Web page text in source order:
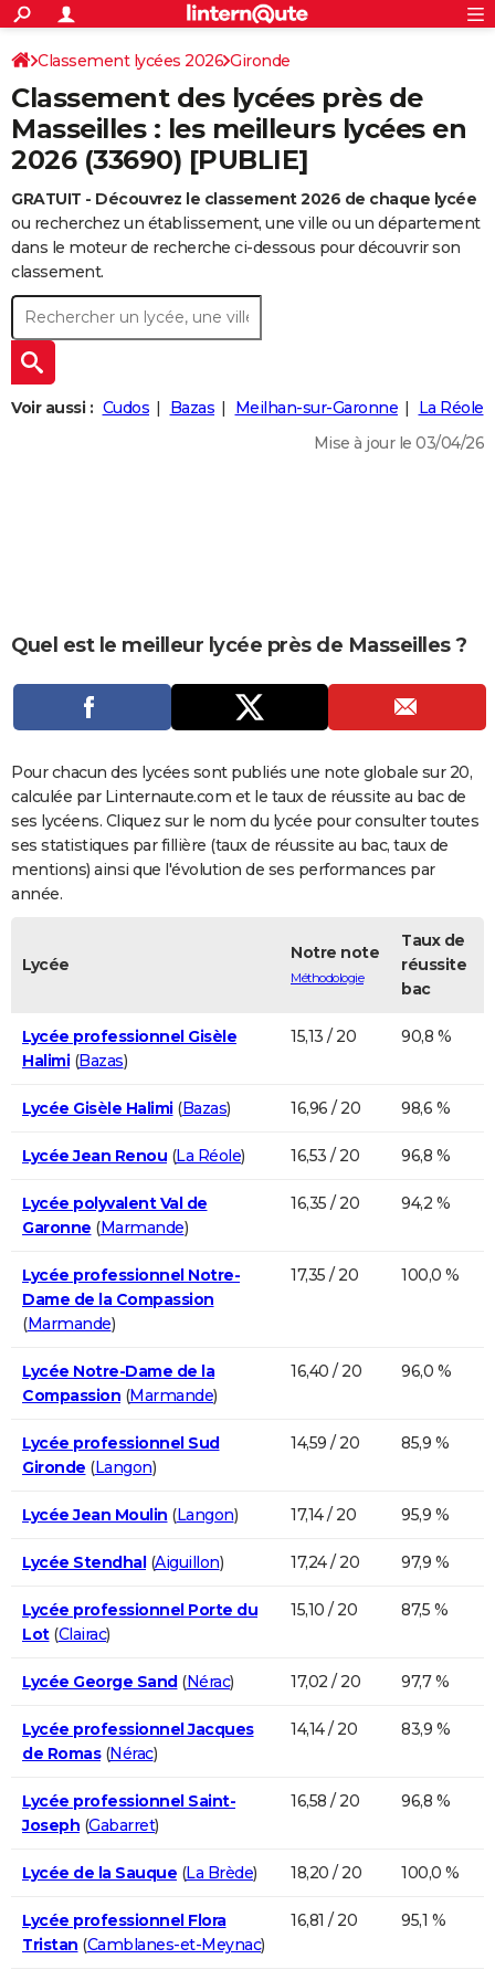
ACTUALITÉS
Politique
Société
Faits Divers
Education
Monde
Villes
+
SPORT
Coupe du monde 2026
Football
Tennis
Cyclisme
Rugby
Forum
Programme TV
TNT
Streaming
Cinéma
Sorties cinéma
Musique
+
FINANCE
Retraite
Impôts
Epargne
Immobilier
Risques naturels par ville
Banque
Assurance
Crédit
AUTO
Essais
Réserver un essai
Citadines
Berlines
SUV
Forum auto
+
HIGH-TECH
BRICOLAGE
Forum
Aménagement intérieur
Extérieur
Cuisine
Salle de bains
Jardinage
Rangement
+WEEK-END
Guides de France
Escapades
Patrimoine
Expositions
Musées
Week-end nature
+
LIFESTYLE
CARTE DE VOEUX
Carte de Noël
Carte Bonne année
Carte Saint-Valentin
Carte Pâques
Carte d'anniversaire
DICTIONNAIRE
COPAINS D'AVANT
S'inscrire
Se connecter
Lycées
Collèges
Primaires
Universités
Entreprises
Service militaire
Avis de recherche
AVIS DE DÉCÈS
FORUM
S'inscrire
Connexion
Classement lycées 2026 Gironde
Classement des lycées près de
Masseilles : les meilleurs lycées en
2026 (33690) [PUBLIE]
GRATUIT - Découvrez le classement 2026 de chaque lycée
ou recherchez un établissement, une ville ou un département
dans le moteur de recherche ci-dessous pour découvrir son
classement.
Voir aussi : Cudos Bazas Meilhan-sur-Garonne
La Réole
Mise à jour le 03/04/26
Quel est le meilleur lycée près de Masseilles ?
Pour chacun des lycées sont publiés une note globale sur 20,
calculée par Linternaute.com et le taux de réussite au bac de
ses lycéens. Cliquez sur le nom du lycée pour consulter toutes
ses statistiques par fillière (taux de réussite au bac, taux de
mentions) ainsi que l'évolution de ses performances par
année.
Lycée
Notre note
Méthodologie
Taux de
réussite
bac
Lycée professionnel Gisèle
Halimi(Bazas)
15,13 / 20 90,8 %
Lycée Gisèle Halimi(Bazas) 16,96 / 20 98,6 %
Lycée Jean Renou (La Réole) 16,53 / 20 96,8 %
Lycée polyvalent Val de
Garonne (Marmande)
16,35 / 20 94,2 %
Lycée professionnel Notre-
Dame de la Compassion
(Marmande)
17,35 / 20 100,0 %
Lycée Notre-Dame de la
Compassion (Marmande)
16,40 / 20 96,0 %
Lycée professionnel Sud
Gironde (Langon)
14,59 / 20 85,9 %
Lycée Jean Moulin (Langon) 17,14 / 20 95,9 %
Lycée Stendhal(Aiguillon) 17,24 / 20 97,9 %
Lycée professionnel Porte du
Lot(Clairac)
15,10 / 20 87,5 %
Lycée George Sand(Nérac) 17,02 / 20 97,7 %
Lycée professionnel Jacques
de Romas(Nérac)
14,14 / 20 83,9 %
Lycée professionnel Saint-
Joseph (Gabarret)
16,58 / 20 96,8 %
Lycée de la Sauque (La Brède) 18,20 / 20 100,0 %
Lycée professionnel Flora
Tristan (Camblanes-et-Meynac)
16,81 / 20 95,1 %